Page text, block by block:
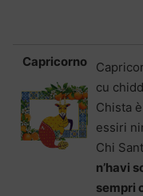
Capricorno
cu
Chista
essiri
Chi
n’havi
sempri